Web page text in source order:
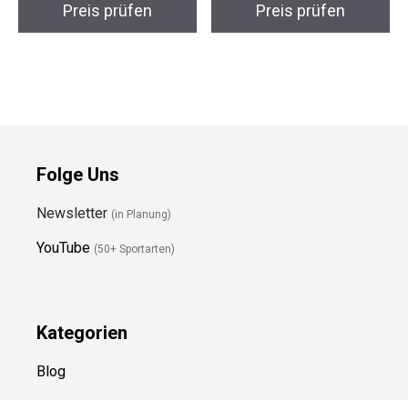
Preis prüfen Preis prüfen
Folge Uns
Newsletter (in Planung)
YouTube (50+ Sportarten)
Kategorien
Blog